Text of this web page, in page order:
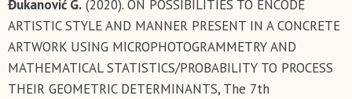
Đukanović G. (2020). ON POSSIBILITIES TO ENCODE
ARTISTIC STYLE AND MANNER PRESENT IN A CONCRETE
ARTWORK USING MICROPHOTOGRAMMETRY AND
MATHEMATICAL STATISTICS/PROBABILITY TO PROCESS
THEIR GEOMETRIC DETERMINANTS, The 7th